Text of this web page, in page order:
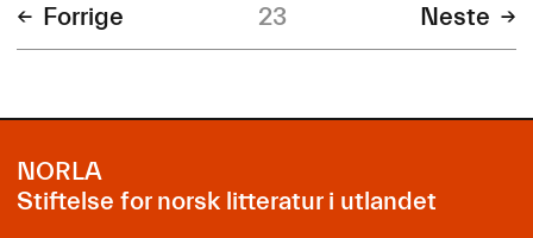
Forrige 23 Neste
NORLA
Stiftelse for norsk litteratur i utlandet